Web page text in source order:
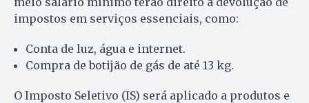
impostos em serviços essenciais, como:
Conta de luz, água e internet.
Compra de botijão de gás de até 13 kg.
O Imposto Seletivo (IS) será aplicado a produtos e